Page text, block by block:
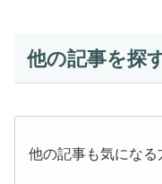
他の記事を探
他の記事も気になる